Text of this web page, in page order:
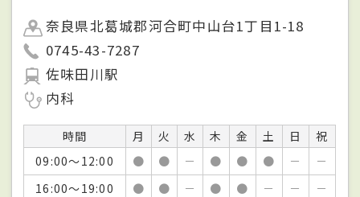
奈良県北葛城郡河合町中山台1丁目1-18
0745-43-7287
佐味田川駅
内科
時間 月 火 水 木 金 土 日
祝
09:00～12:00
● ● － ● ● ● －
－
16:00～19:00
● ● － ● ● － － －